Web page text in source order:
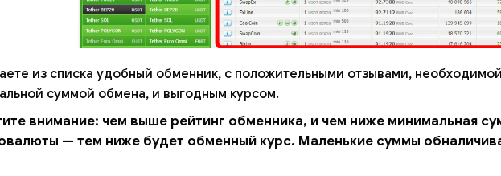
из списка удобный обменник, с положительными отзывами,
суммой обмена, и выгодным курсом.
внимание: чем выше рейтинг обменника, и чем ниже минимальная
— тем ниже будет обменный курс. Маленькие суммы